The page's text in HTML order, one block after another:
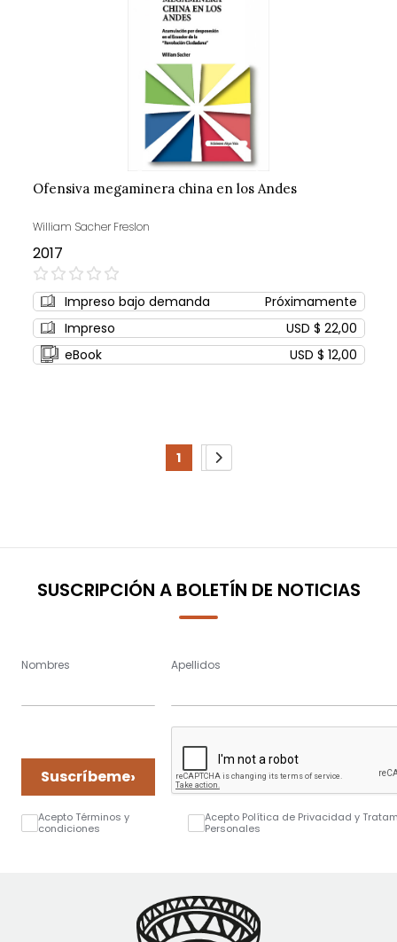
Ofensiva megaminera china en los Andes
William Sacher Freslon
2017
0%
Impreso bajo demanda
Próximamente
Impreso
USD $ 22,00
eBook
USD $ 12,00
Page
You're
page
1
Page
2
Page
Siguiente
SUSCRIPCIÓN A BOLETÍN DE NOTICIAS
Nombres Apellidos
Suscríbeme›
Acepto Términos y
condiciones
Acepto Política de Privacidad y
Personales